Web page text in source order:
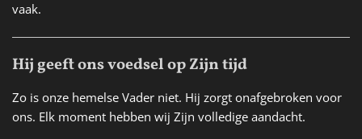
vaak.
Hij geeft ons voedsel op Zijn tijd
Zo is onze hemelse Vader niet. Hij zorgt onafgebroken voor
ons. Elk moment hebben wij Zijn volledige aandacht.